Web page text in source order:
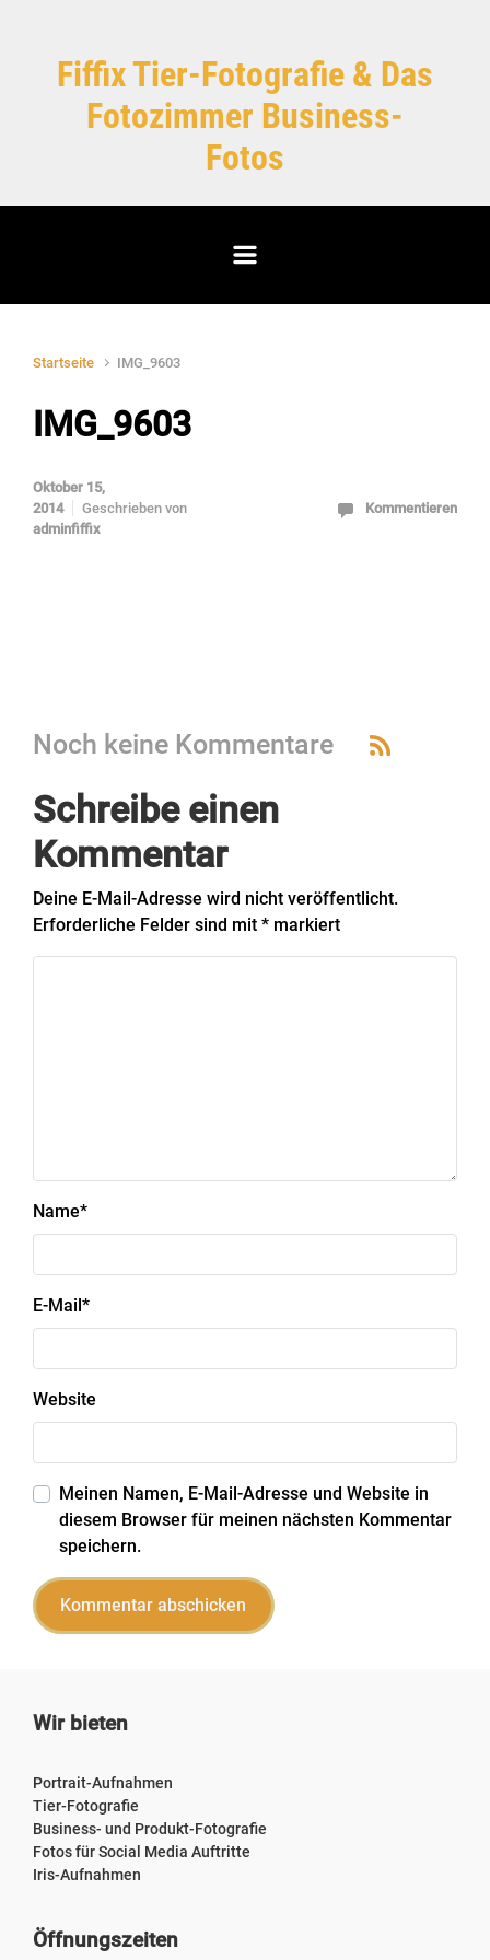
Fiffix Tier-Fotografie & Das
Fotozimmer Business-
Fotos
Startseite IMG_9603
IMG_9603
Oktober 15,
2014
Geschrieben von
adminfiffix
Kommentieren
Noch keine Kommentare
Schreibe einen
Kommentar
Deine E-Mail-Adresse wird nicht veröffentlicht.
Erforderliche Felder sind mit * markiert
Name*
E-Mail*
Website
Meinen Namen, E-Mail-Adresse und Website in
diesem Browser für meinen nächsten Kommentar
speichern.
Wir bieten
Portrait-Aufnahmen
Tier-Fotografie
Business- und Produkt-Fotografie
Fotos für Social Media Auftritte
Iris-Aufnahmen
Öffnungszeiten